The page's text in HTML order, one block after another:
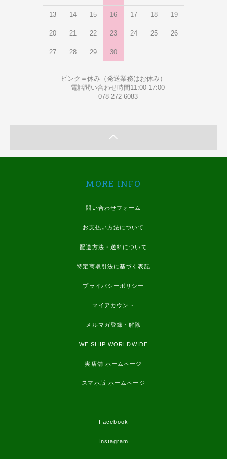
13 14 15 16 17 18 19
20 21 22 23 24 25 26
27 28 29 30
ピンク＝休み（発送業務はお休み）
電話問い合わせ時間11:00-17:00
078-272-6083
MORE INFO
問い合わせフォーム
お支払い方法について
配送方法・送料について
特定商取引法に基づく表記
プライバシーポリシー
マイアカウント
メルマガ登録・解除
WE SHIP WORLDWIDE
実店舗 ホームページ
スマホ版 ホームページ
Facebook
Instagram